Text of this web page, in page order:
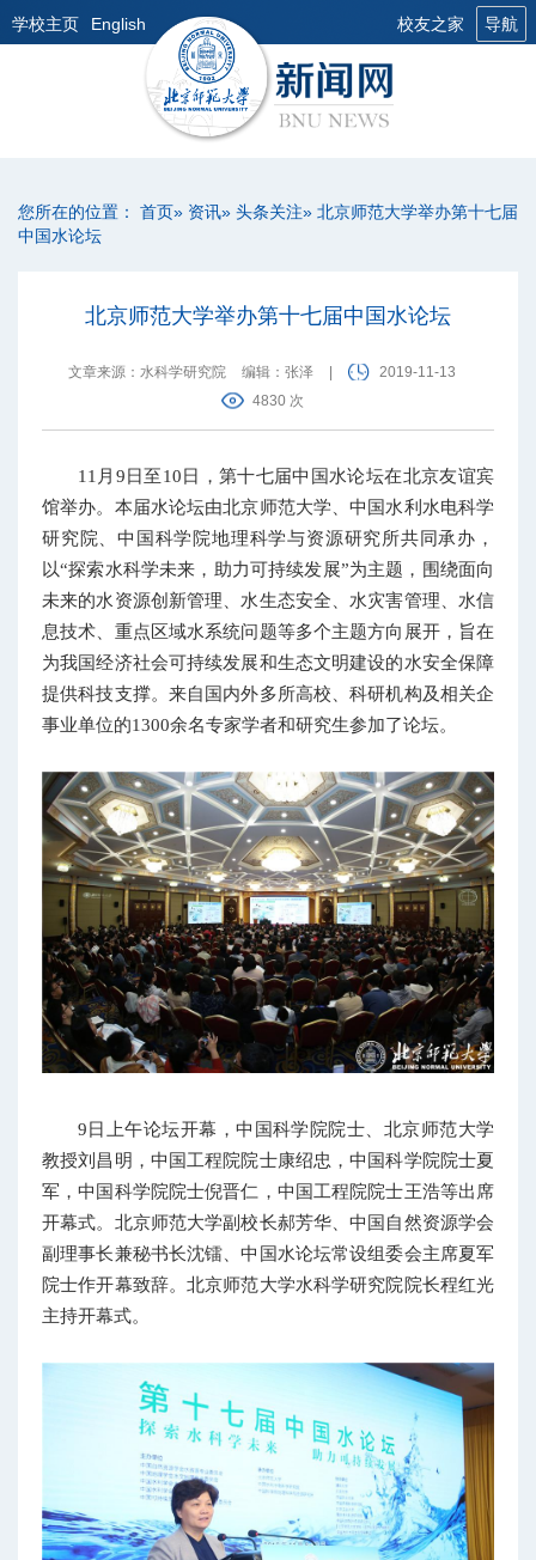
学校主页 English 校友之家 导航
您所在的位置： 首页» 资讯» 头条关注» 北京师范大学举办第十七届
中国水论坛
北京师范大学举办第十七届中国水论坛
文章来源：水科学研究院 编辑：张泽
2019-11-13
4830 次
11月9日至10日，第十七届中国水论坛在北京友谊宾
馆举办。本届水论坛由北京师范大学、中国水利水电科学
研究院、中国科学院地理科学与资源研究所共同承办，
以“探索水科学未来，助力可持续发展”为主题，围绕面向
未来的水资源创新管理、水生态安全、水灾害管理、水信
息技术、重点区域水系统问题等多个主题方向展开，旨在
为我国经济社会可持续发展和生态文明建设的水安全保障
提供科技支撑。来自国内外多所高校、科研机构及相关企
事业单位的1300余名专家学者和研究生参加了论坛。
9日上午论坛开幕，中国科学院院士、北京师范大学
教授刘昌明，中国工程院院士康绍忠，中国科学院院士夏
军，中国科学院院士倪晋仁，中国工程院院士王浩等出席
开幕式。北京师范大学副校长郝芳华、中国自然资源学会
副理事长兼秘书长沈镭、中国水论坛常设组委会主席夏军
院士作开幕致辞。北京师范大学水科学研究院院长程红光
主持开幕式。